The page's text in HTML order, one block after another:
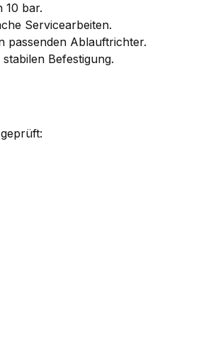
10 bar.
Servicearbeiten.
passenden Ablauftrichter.
Befestigung.